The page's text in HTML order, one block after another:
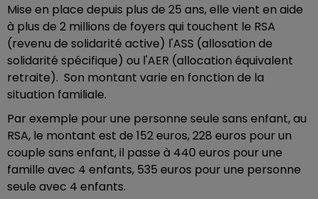
Mise en place depuis plus de 25 ans, elle vient en aide
à plus de 2 millions de foyers qui touchent le RSA
(revenu de solidarité active) l'ASS (allosation de
solidarité spécifique) ou l'AER (allocation équivalent
retraite). Son montant varie en fonction de la
situation familiale.
Par exemple pour une personne seule sans enfant, au
RSA, le montant est de 152 euros, 228 euros pour un
couple sans enfant, il passe à 440 euros pour une
famille avec 4 enfants, 535 euros pour une personne
seule avec 4 enfants.